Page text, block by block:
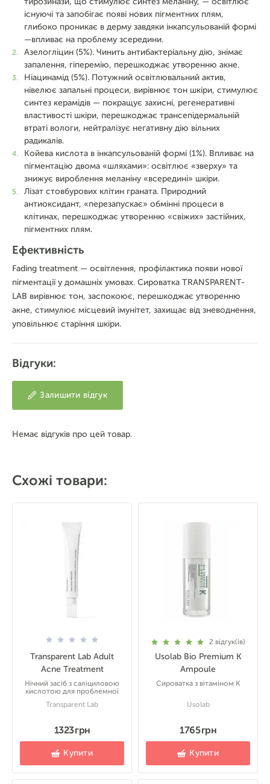
Схожі товари:
Transparent Lab Adult
Acne Treatment
Нічний засіб з саліциловою
кислотою для проблемної
Transparent Lab
1323 грн
Купити
2 відгук(ів)
Usolab Bio Premium K
Ampoule
Сироватка з вітаміном К
Usolab
1765 грн
Купити
існуючі та запобігає появі нових пігментних плям,
глибоко проникає в дерму завдяки інкапсульованій формі
—впливає на проблему зсередини.
Азелогліцин (5%). Чинить антибактеріальну дію, знімає
запалення, гіперемію, перешкоджає утворенню акне.
Ніацинамід (5%). Потужний освітлювальний актив,
нівелює запальні процеси, вирівнює тон шкіри, стимулює
синтез керамідів — покращує захисні, регенеративні
властивості шкіри, перешкоджає трансепідермальній
втраті вологи, нейтралізує негативну дію вільних
радикалів.
Койева кислота в інкапсульованій формі (1%). Впливає на
пігментацію двома «шляхами»: освітлює «зверху» та
знижує вироблення меланіну «всередині» шкіри.
Лізат стовбурових клітин граната. Природний
антиоксидант, «перезапускає» обмінні процеси в
клітинах, перешкоджає утворенню «свіжих» застійних,
пігментних плям.
Ефективність
Fading treatment — освітлення, профілактика появи нової
пігментації у домашніх умовах. Сироватка TRANSPARENT-
LAB вирівнює тон, заспокоює, перешкоджає утворенню
акне, стимулює місцевий імунітет, захищає від зневоднення,
уповільнює старіння шкіри.
Відгуки:
Залишити відгук
Немає відгуків про цей товар.